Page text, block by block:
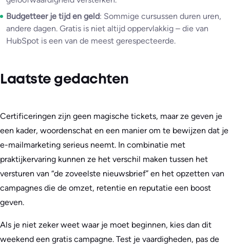
Budgetteer je tijd en geld: Sommige cursussen duren uren,
andere dagen. Gratis is niet altijd oppervlakkig – die van
HubSpot is een van de meest gerespecteerde.
Laatste gedachten
Certificeringen zijn geen magische tickets, maar ze geven je
een kader, woordenschat en een manier om te bewijzen dat je
e-mailmarketing serieus neemt. In combinatie met
praktijkervaring kunnen ze het verschil maken tussen het
versturen van “de zoveelste nieuwsbrief” en het opzetten van
campagnes die de omzet, retentie en reputatie een boost
geven.
Als je niet zeker weet waar je moet beginnen, kies dan dit
weekend een gratis campagne. Test je vaardigheden, pas de